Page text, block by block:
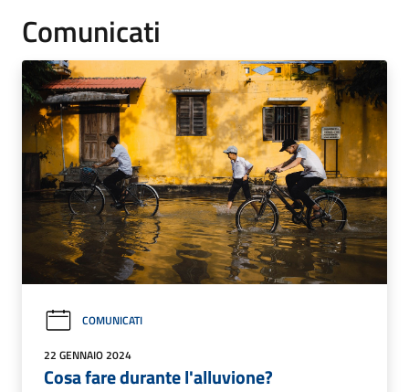
Comunicati
COMUNICATI
22 GENNAIO 2024
Cosa fare durante l'alluvione?